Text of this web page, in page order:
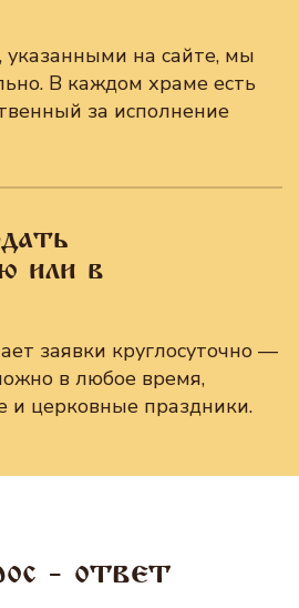
на сайте, мы
В каждом храме есть
за исполнение
или в
заявки круглосуточно —
в любое время,
и церковные праздники.
- ответ